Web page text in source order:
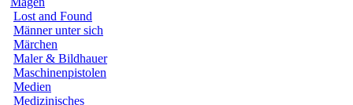
Lost and Found
Männer unter sich
Märchen
Maler & Bildhauer
Maschinenpistolen
Medien
Medizinisches